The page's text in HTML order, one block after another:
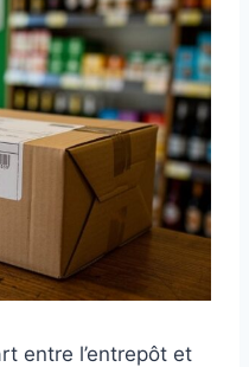
entre l’entrepôt et